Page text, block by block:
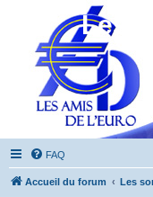
Les
FAQ
Accueil du forum Les